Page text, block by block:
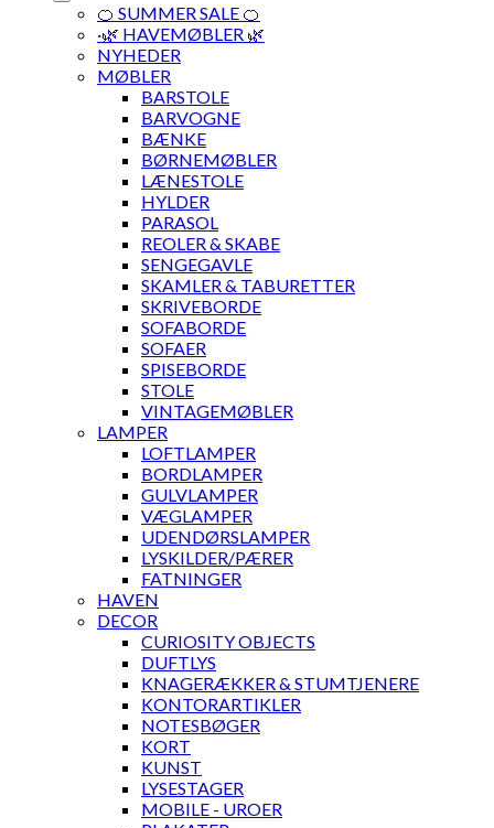
🍊 SUMMER SALE 🍊
·🌿 HAVEMØBLER 🌿
NYHEDER
MØBLER
BARSTOLE
BARVOGNE
BÆNKE
BØRNEMØBLER
LÆNESTOLE
HYLDER
PARASOL
REOLER & SKABE
SENGEGAVLE
SKAMLER & TABURETTER
SKRIVEBORDE
SOFABORDE
SOFAER
SPISEBORDE
STOLE
VINTAGEMØBLER
LAMPER
LOFTLAMPER
BORDLAMPER
GULVLAMPER
VÆGLAMPER
UDENDØRSLAMPER
LYSKILDER/PÆRER
FATNINGER
HAVEN
DECOR
CURIOSITY OBJECTS
DUFTLYS
KNAGERÆKKER & STUMTJENERE
KONTORARTIKLER
NOTESBØGER
KORT
KUNST
LYSESTAGER
MOBILE - UROER